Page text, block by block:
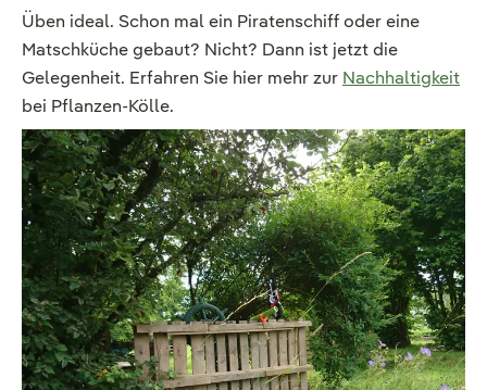
Üben ideal. Schon mal ein Piratenschiff oder eine
Matschküche gebaut? Nicht? Dann ist jetzt die
Gelegenheit. Erfahren Sie hier mehr zur Nachhaltigkeit
bei Pflanzen-Kölle.